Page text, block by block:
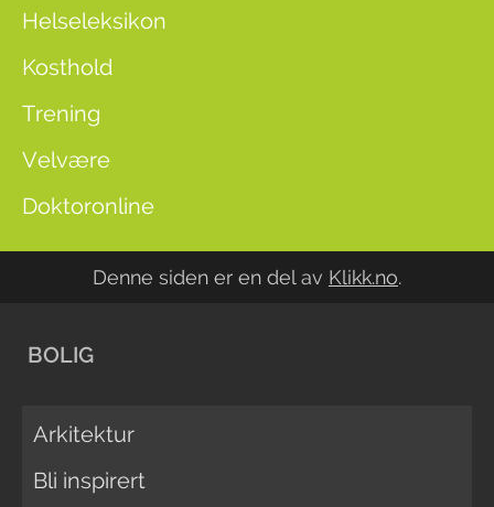
Helseleksikon
Kosthold
Trening
Velvære
Doktoronline
Denne siden er en del av Klikk.no.
BOLIG
Arkitektur
Bli inspirert